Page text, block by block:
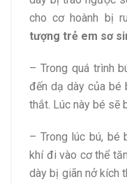
cho cơ hoành bị
tượng trẻ em sơ
– Trong quá trình
đến dạ dày của bé
thắt. Lúc này bé sẽ
– Trong lúc bú, bé
khí đi vào cơ thể
dày bị giãn nở kích